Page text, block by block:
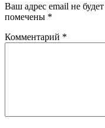
Ваш адрес email не
помечены *
Комментарий *